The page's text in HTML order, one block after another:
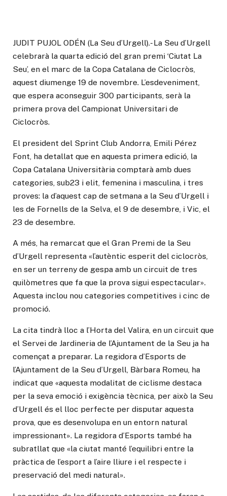
JUDIT PUJOL ODÉN (La Seu d’Urgell).- La Seu d’Urgell
celebrarà la quarta edició del gran premi ‘Ciutat La
Seu’, en el marc de la Copa Catalana de Ciclocròs,
aquest diumenge 19 de novembre. L’esdeveniment,
que espera aconseguir 300 participants, serà la
primera prova del Campionat Universitari de
Ciclocròs.
El president del Sprint Club Andorra, Emili Pérez
Font, ha detallat que en aquesta primera edició, la
Copa Catalana Universitària comptarà amb dues
categories, sub23 i elit, femenina i masculina, i tres
proves: la d’aquest cap de setmana a la Seu d’Urgell i
les de Fornells de la Selva, el 9 de desembre, i Vic, el
23 de desembre.
A més, ha remarcat que el Gran Premi de la Seu
d’Urgell representa «l’autèntic esperit del ciclocròs,
en ser un terreny de gespa amb un circuit de tres
quilòmetres que fa que la prova sigui espectacular».
Aquesta inclou nou categories competitives i cinc de
promoció.
La cita tindrà lloc a l’Horta del Valira, en un circuit que
el Servei de Jardineria de l’Ajuntament de la Seu ja ha
començat a preparar. La regidora d’Esports de
l’Ajuntament de la Seu d’Urgell, Bàrbara Romeu, ha
indicat que «aquesta modalitat de ciclisme destaca
per la seva emoció i exigència tècnica, per això la Seu
d’Urgell és el lloc perfecte per disputar aquesta
prova, que es desenvolupa en un entorn natural
impressionant». La regidora d’Esports també ha
subratllat que «la ciutat manté l’equilibri entre la
pràctica de l’esport a l’aire lliure i el respecte i
preservació del medi natural».